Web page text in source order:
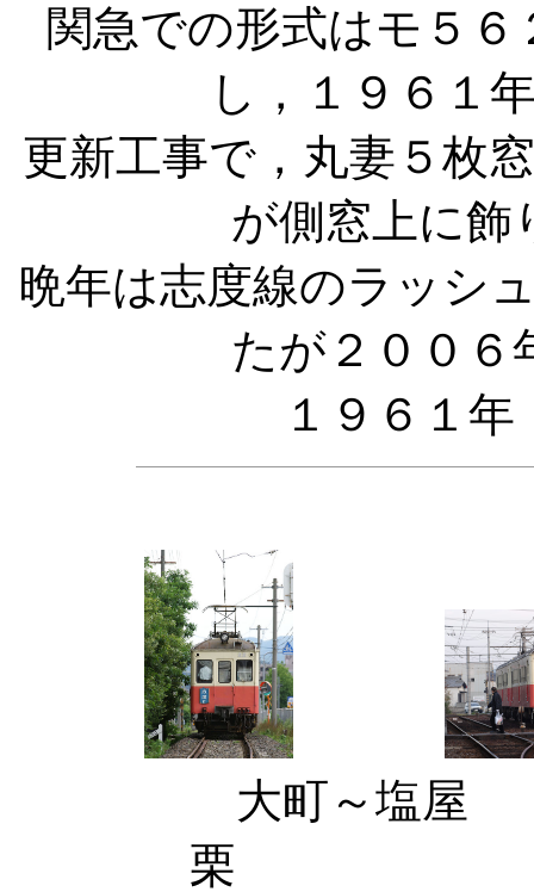
関急での形式はモ５
し，１９６１
更新工事で，丸妻５枚
が側窓上に飾
晩年は志度線のラッシ
たが２００６
１９６１
大町
栗